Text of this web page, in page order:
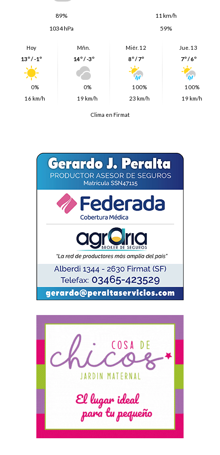
89%
11 km/h
1034 hPa
59%
Hoy
13º / -1º
0%
16 km/h
Mñn.
14º / -3º
0%
19 km/h
Miér. 12
8º / 7º
100%
23 km/h
Jue. 13
7º / 6º
100%
19 km/h
Clima en Firmat